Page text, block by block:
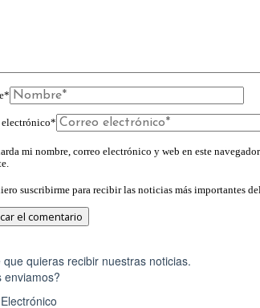
*
*
mi nombre, correo electrónico y web en este
suscribirme para recibir las noticias más importantes